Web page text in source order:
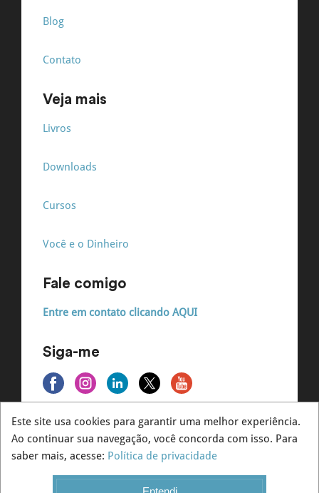
Blog
Contato
Veja mais
Livros
Downloads
Cursos
Você e o Dinheiro
Fale comigo
Entre em contato clicando AQUI
Siga-me
© André Massaro - Todos os direitos reservados
Este site usa cookies para garantir uma melhor experiência.
Ao continuar sua navegação, você concorda com isso. Para
saber mais, acesse: Política de privacidade